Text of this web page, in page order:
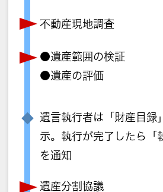
不動産現地調査
●遺産範囲の検証
●遺産の評価
遺言執行者は「財産目録
示。執行が完了したら「
を通知
遺産分割協議